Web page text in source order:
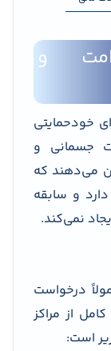
و
خودحمایتی
جسمانی و
می‌دهند که
و سابقه
نمی‌کند.
درخواست
از مراکز
است: